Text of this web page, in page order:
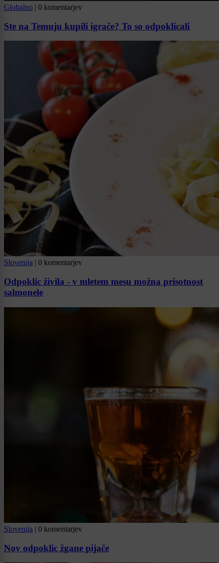
Globalno | 0 komentarjev
Ste na Temuju kupili igrače? To so odpoklicali
Slovenija | 0 komentarjev
Odpoklic živila - v mletem mesu možna prisotnost
salmonele
Slovenija | 0 komentarjev
Nov odpoklic žgane pijače